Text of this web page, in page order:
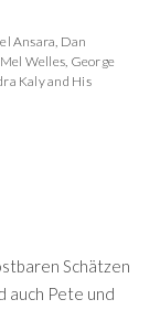
Ansara, Dan
Mel Welles, George
Kaly and His
Schätzen
auch Pete und